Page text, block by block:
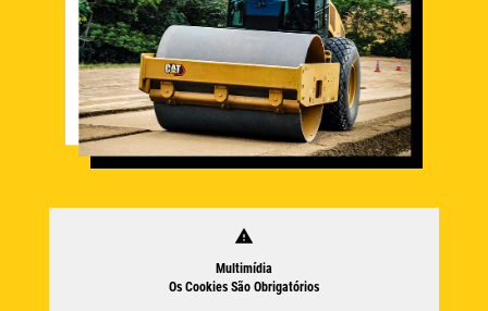
warning
Multimídia
Os Cookies São Obrigatórios